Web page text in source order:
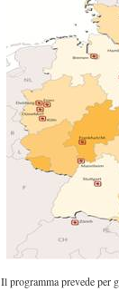
Il programma prevede per